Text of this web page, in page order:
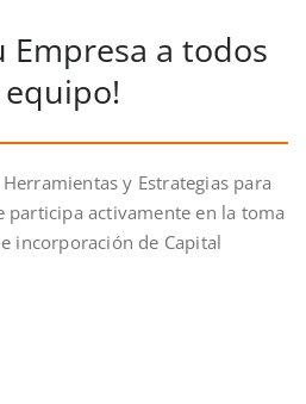
Empresa a todos
y Estrategias para
participa activamente en la toma
incorporación de Capital